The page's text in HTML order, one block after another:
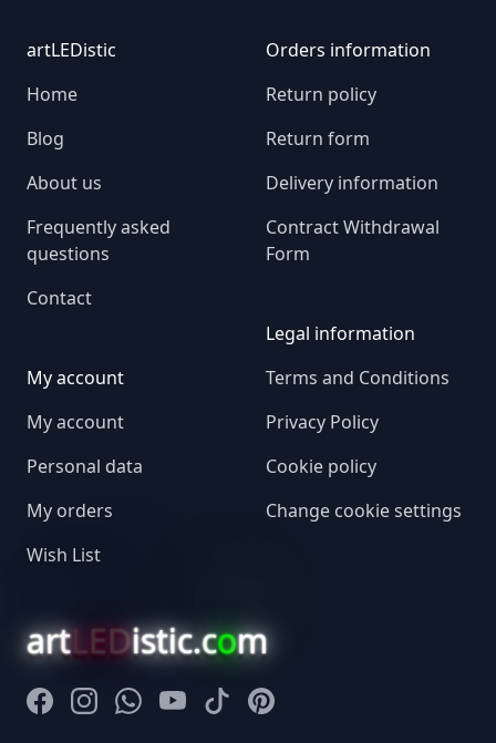
Footer
artLEDistic
Home
Blog
About us
Frequently asked
questions
Contact
My account
My account
Personal data
My orders
Wish List
Orders information
Return policy
Return form
Delivery information
Contract Withdrawal
Form
Legal information
Terms and Conditions
Privacy Policy
Cookie policy
Change cookie settings
artLEDistic.com
FacebookInstagramWhatsappYoutubeTiktokPinterest